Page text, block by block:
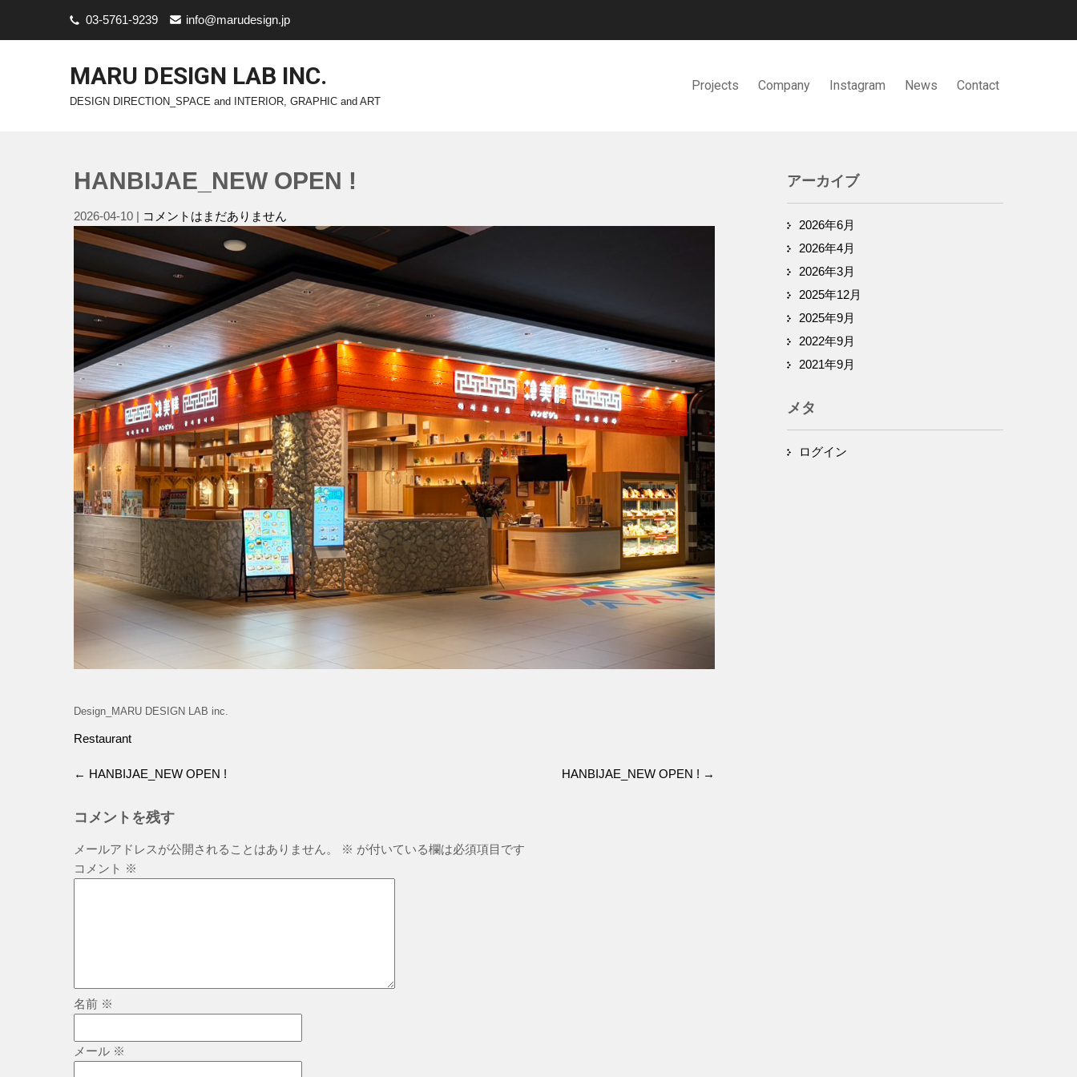
03-5761-9239 info@marudesign.jp
MARU DESIGN LAB INC.
DESIGN DIRECTION_SPACE and INTERIOR, GRAPHIC and ART
Projects Company Instagram News Contact
HANBIJAE_NEW OPEN !
2026-04-10 | コメントはまだありません
Design_MARU DESIGN LAB inc.
Restaurant
← HANBIJAE_NEW OPEN ! HANBIJAE_NEW OPEN ! →
コメントを残す
メールアドレスが公開されることはありません。 ※ が付いている欄は必須項目です
コメント ※
名前 ※
メール ※
アーカイブ
2026年6月
2026年4月
2026年3月
2025年12月
2025年9月
2022年9月
2021年9月
メタ
ログイン